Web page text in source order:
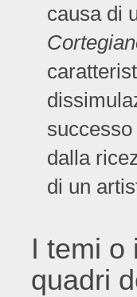
causa di
successo
dalla
di un
I temi o
quadri